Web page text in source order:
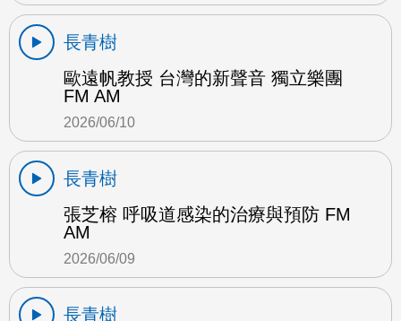
長青樹
歐遠帆教授 台灣的新聲音 獨立樂團
FM AM
2026/06/10
長青樹
張芝榕 呼吸道感染的治療與預防 FM
AM
2026/06/09
長青樹